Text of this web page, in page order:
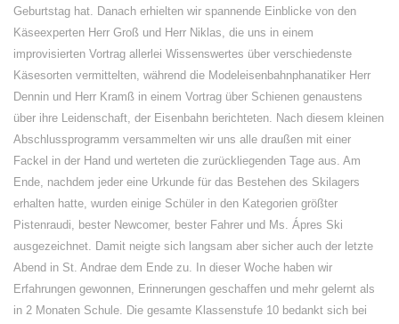
Geburtstag hat. Danach erhielten wir spannende Einblicke von den
Käseexperten Herr Groß und Herr Niklas, die uns in einem
improvisierten Vortrag allerlei Wissenswertes über verschiedenste
Käsesorten vermittelten, während die Modeleisenbahnphanatiker Herr
Dennin und Herr Kramß in einem Vortrag über Schienen genaustens
über ihre Leidenschaft, der Eisenbahn berichteten. Nach diesem kleinen
Abschlussprogramm versammelten wir uns alle draußen mit einer
Fackel in der Hand und werteten die zurückliegenden Tage aus. Am
Ende, nachdem jeder eine Urkunde für das Bestehen des Skilagers
erhalten hatte, wurden einige Schüler in den Kategorien größter
Pistenraudi, bester Newcomer, bester Fahrer und Ms. Ápres Ski
ausgezeichnet. Damit neigte sich langsam aber sicher auch der letzte
Abend in St. Andrae dem Ende zu. In dieser Woche haben wir
Erfahrungen gewonnen, Erinnerungen geschaffen und mehr gelernt als
in 2 Monaten Schule. Die gesamte Klassenstufe 10 bedankt sich bei